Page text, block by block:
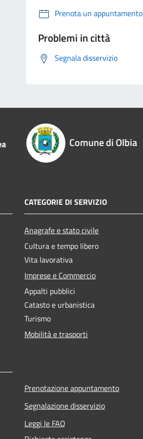
Prenota un appuntamento
Problemi in città
Segnala disservizio
Comune di Olbia
CATEGORIE DI SERVIZIO
Anagrafe e stato civile
Cultura e tempo libero
Vita lavorativa
Imprese e Commercio
Appalti pubblici
Catasto e urbanistica
Turismo
Mobilità e trasporti
Prenotazione appuntamento
Segnalazione disservizio
Leggi le FAQ